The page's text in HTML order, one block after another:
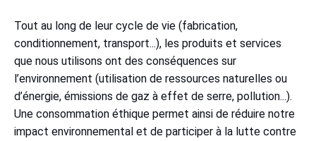
Tout au long de leur cycle de vie (fabrication,
conditionnement, transport...), les produits et services
que nous utilisons ont des conséquences sur
l’environnement (utilisation de ressources naturelles ou
d’énergie, émissions de gaz à effet de serre, pollution...).
Une consommation éthique permet ainsi de réduire notre
impact environnemental et de participer à la lutte contre